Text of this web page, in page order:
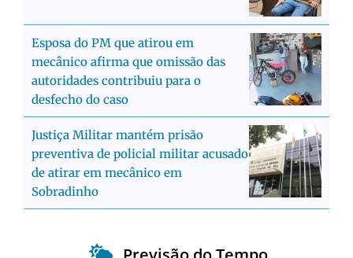
Esposa do PM que atirou em
mecânico afirma que omissão das
autoridades contribuiu para o
desfecho do caso
Justiça Militar mantém prisão
preventiva de policial militar acusado
de atirar em mecânico em
Sobradinho